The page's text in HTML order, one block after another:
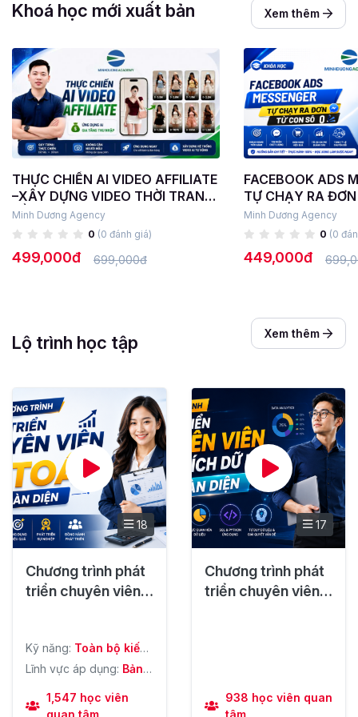
Khoá học mới xuất bản Xem thêm
THỰC CHIẾN AI VIDEO AFFILIATE
–XÂY DỰNG VIDEO THỜI TRANG
BẰNG AI TỪ A-Z
Minh Dương Agency
0 (0 đánh giá)
499,000đ 699,000đ
FACEBOOK ADS
TỰ CHẠY RA
Minh Dương Agency
0 (0
449,000đ
Lộ trình học tập Xem thêm
18
Chương trình phát
triển chuyên viên
Kỹ năng: Toàn bộ kiến
thức về Kế toán tài
chính mà bất kỳ Kế
toán viên nào cũng
cần trang bị, Bản chất
Lĩnh vực áp dụng: Bản
sách Kế toán hàng
tuần độc quyền từ
1,547 học viên
17
Chương trình phát
triển chuyên viên
938 học viên quan